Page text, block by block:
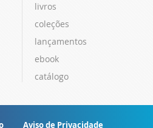
livros
coleções
lançamentos
ebook
catálogo
Aviso de Privacidade